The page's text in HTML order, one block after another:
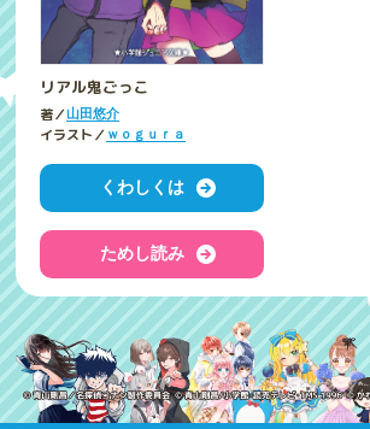
リアル鬼ごっこ
著／山田悠介
イラスト／ ｗｏｇｕｒａ
くわしくは
ためし読み